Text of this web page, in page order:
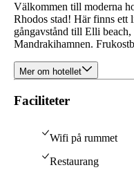
Välkommen till moderna
Rhodos stad! Här finns ett
gångavstånd till Elli
Mandrakihamnen.
Mer om hotellet
Faciliteter
Wifi på rummet
Restaurang